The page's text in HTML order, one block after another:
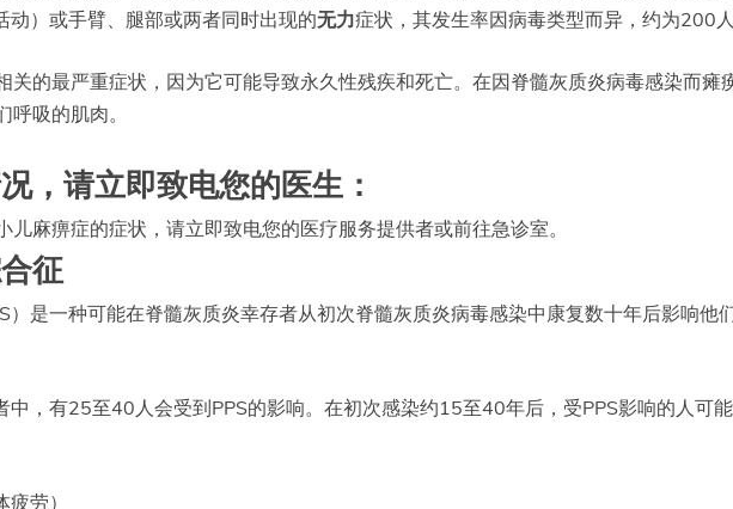
动）或手臂、腿部或两者同时出现的无力症状，其发生率因病毒类型而异，约为200
关的最严重症状，因为它可能导致永久性残疾和死亡。在因脊髓灰质炎病毒感染而
吸的肌肉。
，请立即致电您的医生：
儿麻痹症的症状，请立即致电您的医疗服务提供者或前往急诊室。
征
）是一种可能在脊髓灰质炎幸存者从初次脊髓灰质炎病毒感染中康复数十年后影响
，有25至40人会受到PPS的影响。在初次感染约15至40年后，受PPS影响的人可
劳）